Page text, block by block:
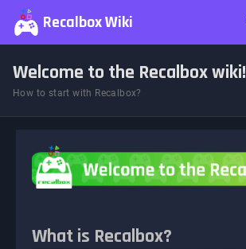
Recalbox Wiki
Welcome to the Recalbox wiki!
How to start with Recalbox?
What is Recalbox?